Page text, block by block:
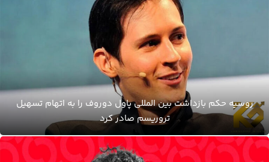
روسیه حکم بازداشت بین المللی پاول دوروف را به اتهام تسهیل
تروریسم صادر کرد